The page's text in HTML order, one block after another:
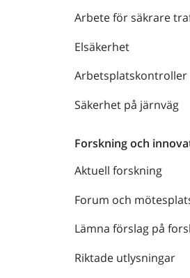
Arbete för säkrare
Elsäkerhet
Arbetsplatskontroller
Säkerhet på järnväg
Forskning och
Aktuell forskning
Forum och
Lämna förslag på
Riktade utlysningar